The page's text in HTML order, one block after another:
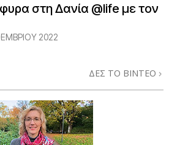
στη Δανία @life με τον
2022
ΔΕΣ ΤΟ ΒΙΝΤΕΟ